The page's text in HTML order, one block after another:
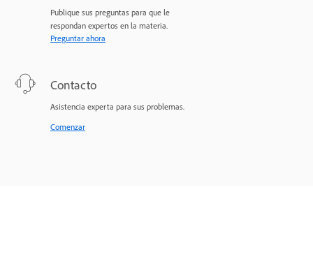
Publique sus preguntas para que le
respondan expertos en la materia.
Preguntar ahora
Contacto
Asistencia experta para sus problemas.
Comenzar